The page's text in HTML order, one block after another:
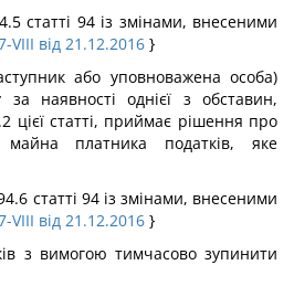
статті 94 із змінами, внесеними
VIII від 21.12.2016 }
або уповноважена особа)
наявності однієї з обставин,
цієї статті, приймає рішення про
майна платника податків, яке
статті 94 із змінами, внесеними
VIII від 21.12.2016 }
з вимогою тимчасово зупинити